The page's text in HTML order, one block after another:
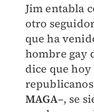
Jim entabla
otro
que ha
hombre gay
dice que
MAGA–, se